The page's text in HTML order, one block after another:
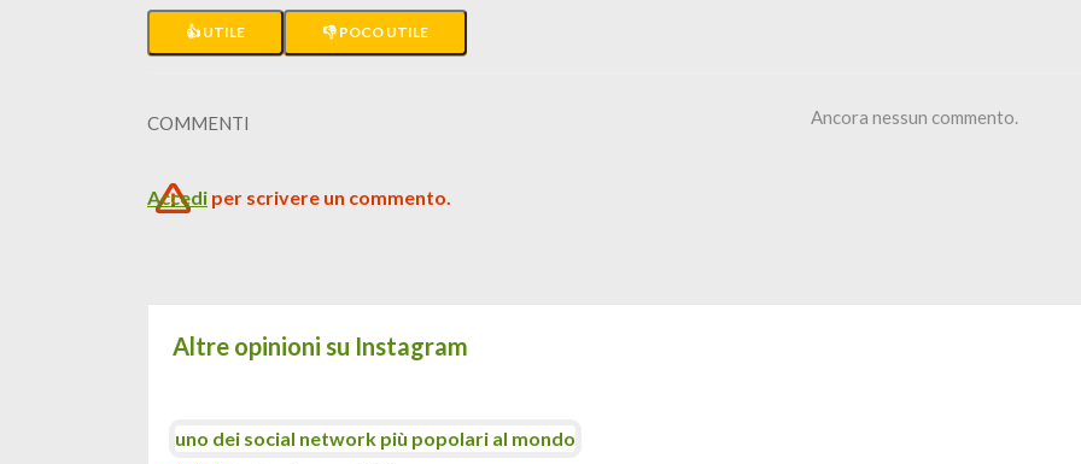
👍 UTILE 👎 POCO UTILE
COMMENTI Ancora nessun commento.
Accedi per scrivere un commento.
Altre opinioni su Instagram
uno dei social network più popolari al mondo